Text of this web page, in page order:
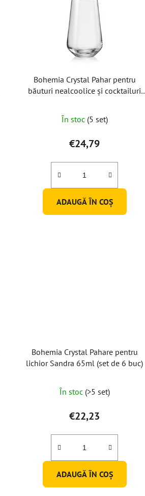
Bohemia Crystal Pahar pentru
băuturi nealcoolice și cocktailuri
În stoc (5 set)
€24,79
ADAUGĂ ÎN COŞ
Bohemia Crystal Pahare pentru
lichior Sandra 65ml (set de 6 buc)
În stoc (>5 set)
€22,23
ADAUGĂ ÎN COŞ